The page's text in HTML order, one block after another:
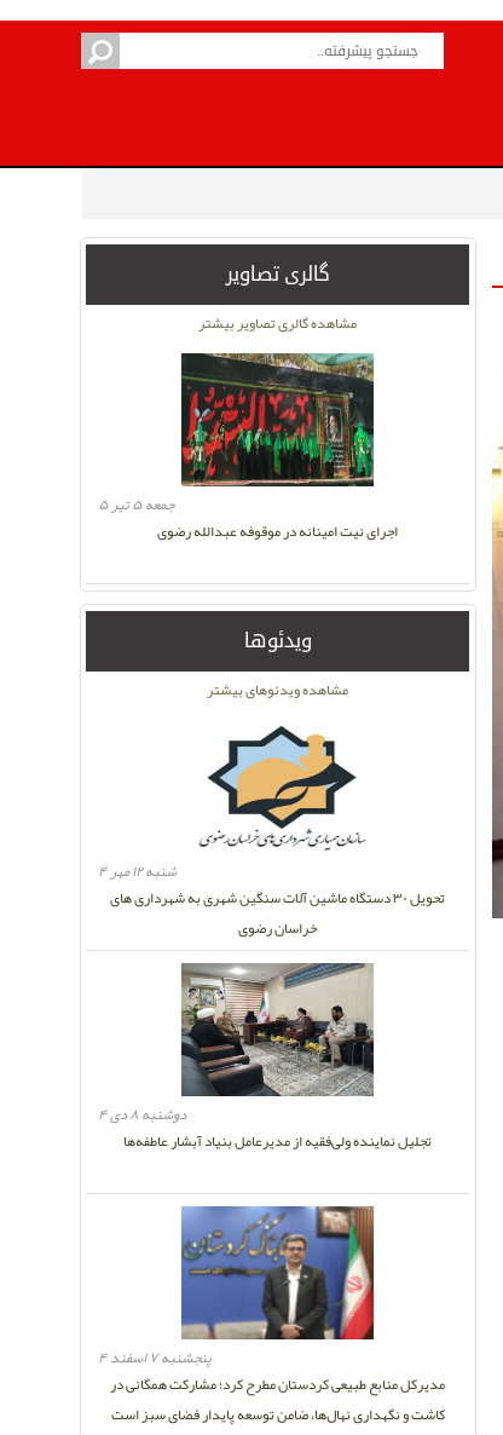
گالری تصاویر
اجرای نیت امینانه در موقوفه عبدالله رضوی
جمعه ۵ تیر ۵
مشاهده گالری تصاویر بیشتر
ویدئوها
مدیرکل منابع طبیعی کردستان مطرح کرد؛ مشارکت همگانی در
کاشت و نگهداری نهال‌ها، ضامن توسعه پایدار فضای سبز است
پنجشنبه ۷ اسفند ۴
تجلیل نماینده ولی‌فقیه از مدیرعامل بنیاد آبشار عاطفه‌ها
دوشنبه ۸ دی ۴
تحویل ۳۰ دستگاه ماشین آلات سنگین شهری به شهرداری های
خراسان رضوی
شنبه ۱۲ مهر ۴
مشاهده ویدئوهای بیشتر